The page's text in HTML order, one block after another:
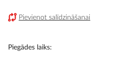
Pievienot salīdzināšanai
Piegādes laiks